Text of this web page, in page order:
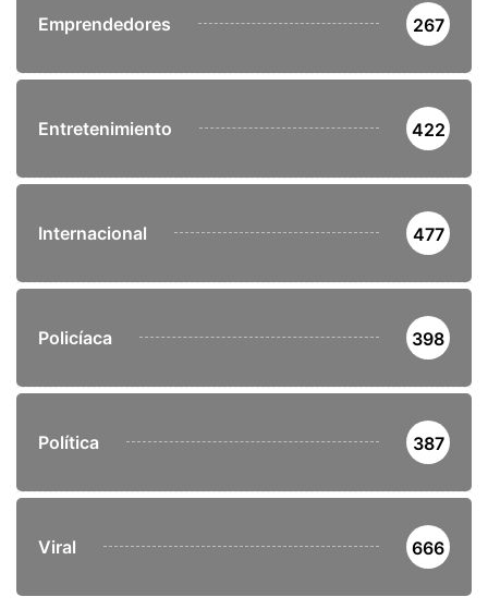
Emprendedores 267
Entretenimiento 422
Internacional 477
Policíaca 398
Política 387
Viral 666